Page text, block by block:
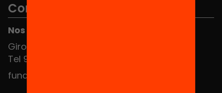
Contacto
Nos puedes encontrar en el HUB Social
Girona 34, interior 08010 Barcelona
Tel 934 588 700
fundacio@equitat.org